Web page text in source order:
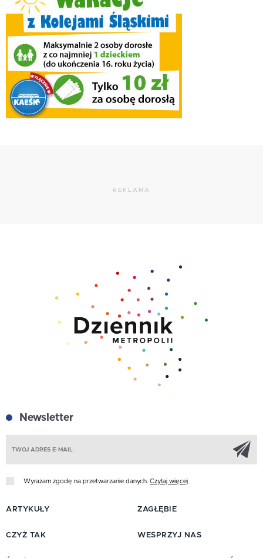
REKLAMA
Newsletter
Wyrażam zgodę na przetwarzanie danych. Czytaj więcej
ARTYKUŁY
CZYŻ TAK
ZAGŁĘBIE
WESPRZYJ NAS